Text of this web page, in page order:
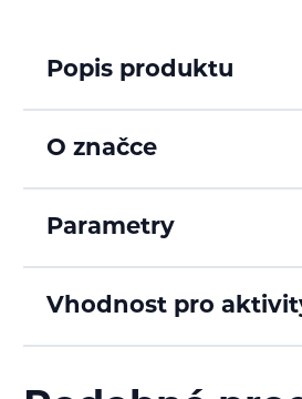
Popis produktu
O značce
Parametry
Vhodnost pro